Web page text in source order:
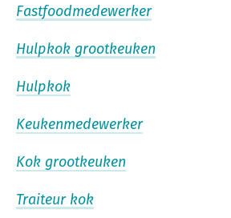
Fastfoodmedewerker
Hulpkok grootkeuken
Hulpkok
Keukenmedewerker
Kok grootkeuken
Traiteur kok